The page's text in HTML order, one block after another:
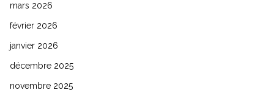
mars 2026
février 2026
janvier 2026
décembre 2025
novembre 2025